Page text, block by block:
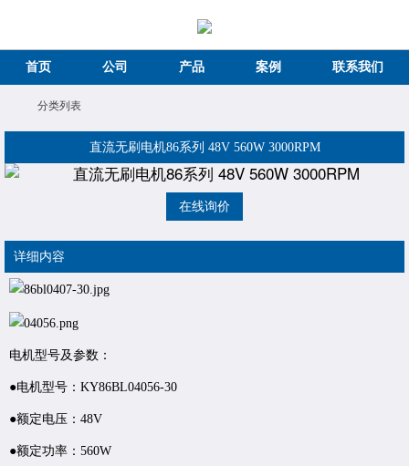
首页 公司 产品 案例 联系我们
分类列表
直流无刷电机86系列 48V 560W 3000RPM
在线询价
详细内容
电机型号及参数：
●电机型号：KY86BL04056-30
●额定电压：48V
●额定功率：560W